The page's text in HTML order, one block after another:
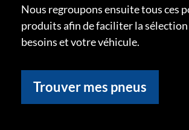
Nous regroupons ensuite tous ces
produits afin de faciliter la
besoins et votre véhicule.
Trouver mes pneus